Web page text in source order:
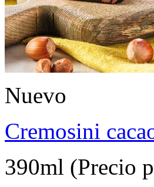
Nuevo
Cremosini
390ml (Precio